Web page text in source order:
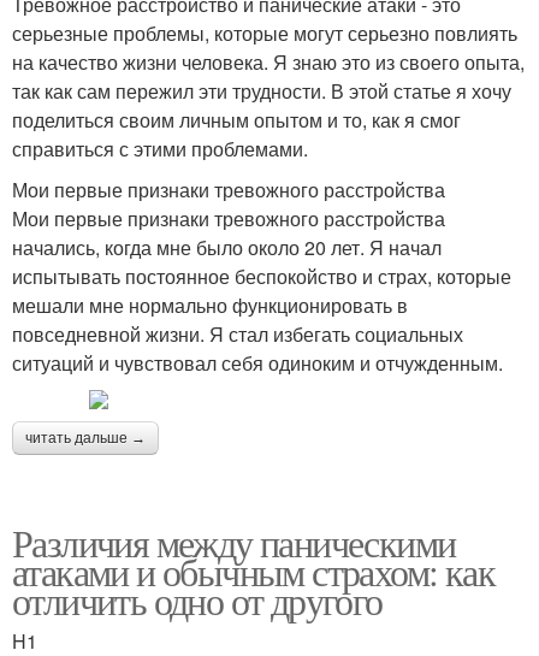
серьезные проблемы, которые могут серьезно повлиять
на качество жизни человека. Я знаю это из своего опыта,
так как сам пережил эти трудности. В этой статье я хочу
поделиться своим личным опытом и то, как я смог
справиться с этими проблемами.
Мои первые признаки тревожного расстройства
Мои первые признаки тревожного расстройства
начались, когда мне было около 20 лет. Я начал
испытывать постоянное беспокойство и страх, которые
мешали мне нормально функционировать в
повседневной жизни. Я стал избегать социальных
ситуаций и чувствовал себя одиноким и отчужденным.
читать дальше →
Различия между паническими
атаками и обычным страхом: как
отличить одно от другого
H1